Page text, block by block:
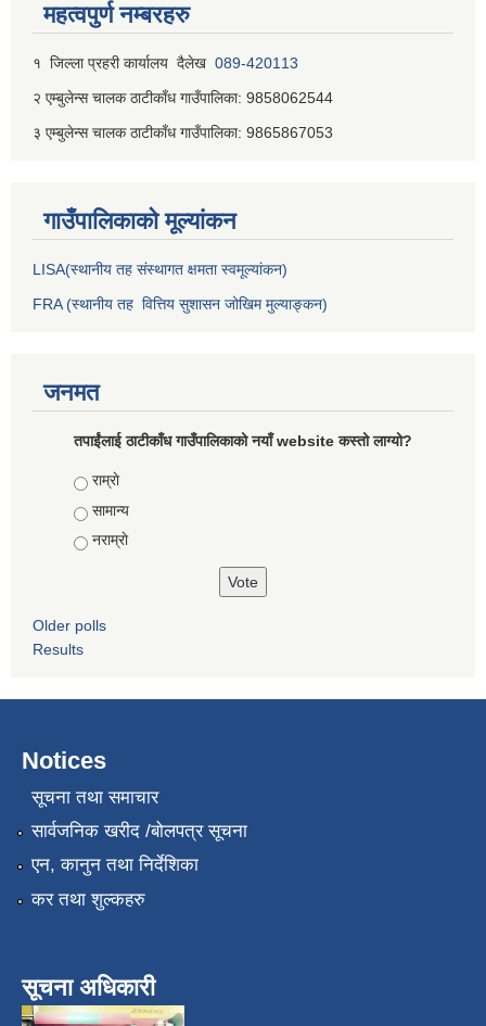
महत्वपुर्ण नम्बरहरु
१ जिल्‍ला प्रहरी कार्यालय दैलेख 089-420113
२ एम्बुलेन्स चालक ठाटीकाँध गाउँपालिका: 9858062544
३ एम्बुलेन्स चालक ठाटीकाँध गाउँपालिका: 9865867053
गाउँपालिकाकाे मूल्यांकन
LISA(स्थानीय तह संस्थागत क्षमता स्वमूल्यांकन)
FRA (स्थानीय तह वित्तिय सुशासन जोखिम मुल्याङ्कन)
जनमत
तपाईंलाई ठाटीकाँध गाउँपालिकाको नयाँ website कस्तो लाग्यो?
Choices
राम्राे
सामान्य
नराम्राे
Older polls
Results
Notices
सूचना तथा समाचार
सार्वजनिक खरीद /बोलपत्र सूचना
एन, कानुन तथा निर्देशिका
कर तथा शुल्कहरु
सूचना अधिकारी